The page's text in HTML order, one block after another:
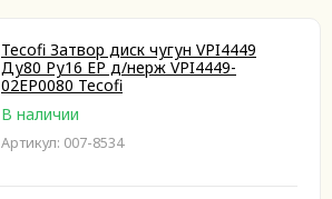
Tecofi Затвор диск чугун VPI4449
Ду80 Ру16 EP д/нерж VPI4449-
02EP0080 Tecofi
В наличии
Артикул: 007-8534